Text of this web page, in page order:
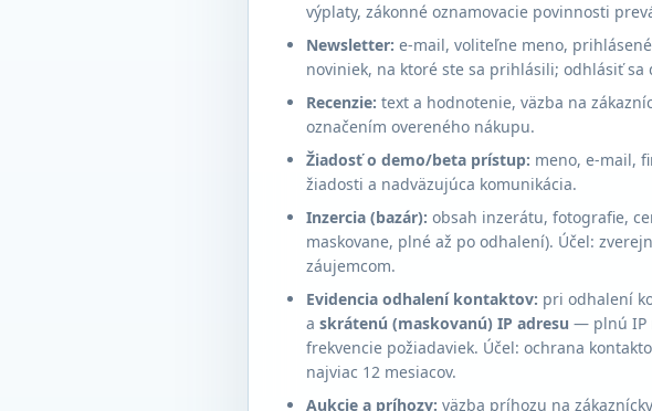
výplaty, zákonné oznamovacie povinnosti
Newsletter: e-mail, voliteľne meno,
noviniek, na ktoré ste sa prihlásili; odhlásiť sa
Recenzie: text a hodnotenie, väzba na
označením overeného nákupu.
Žiadosť o demo/beta prístup: meno, e-mail,
žiadosti a nadväzujúca komunikácia.
Inzercia (bazár): obsah inzerátu, fotografie,
maskovane, plné až po odhalení). Účel:
záujemcom.
Evidencia odhalení kontaktov: pri odhalení
a skrátenú (maskovanú) IP adresu — plnú IP
frekvencie požiadaviek. Účel: ochrana
najviac 12 mesiacov.
Aukcie a príhozy: väzba príhozu na